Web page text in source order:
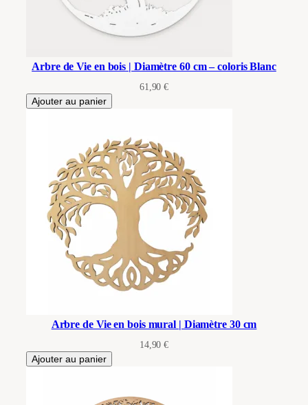
Arbre de Vie en bois | Diamètre 60 cm – coloris Blanc
61,90 €
Ajouter au panier
Arbre de Vie en bois mural | Diamètre 30 cm
14,90 €
Ajouter au panier